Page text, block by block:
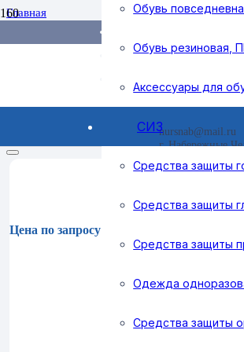
Доставка и оплата
Контакты
nursnab@mail.ru
г. Набережные
Обувь
Обувь резиновая,
Аксессуары для
СИЗ
Средства защиты
Средства защиты
Средства защиты
Одежда
Средства защиты
Главная
Очки закрытого типа
Цена по запросу